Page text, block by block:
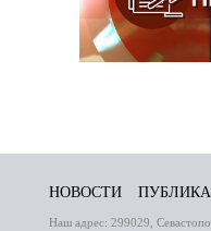
НОВОСТИ
Наш адрес: 299029,